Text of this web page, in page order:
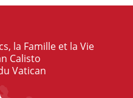
la Famille et la Vie
Calisto
Vatican